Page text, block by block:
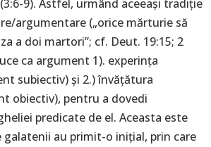
9). Astfel, urmând aceeași tradiție
argumentare („orice mărturie să
a doi martori”; cf. Deut. 19:15; 2
ca argument 1). experința
subiectiv) și 2.) învățătura
obiectiv), pentru a dovedi
predicate de el. Aceasta este
galatenii au primit-o inițial, prin care